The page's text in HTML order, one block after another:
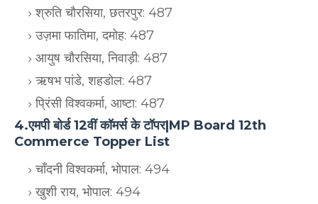
श्रुति चौरसिया, छतरपुर: 487
उज़मा फातिमा, दमोह: 487
आयुष चौरसिया, निवाड़ी: 487
ऋषभ पांडे, शहडोल: 487
प्रिंसी विश्वकर्मा, आष्टा: 487
4.एमपी बोर्ड 12वीं कॉमर्स के टॉपर|MP Board 12th
Commerce Topper List
चाँदनी विश्वकर्मा, भोपाल: 494
खुशी राय, भोपाल: 494